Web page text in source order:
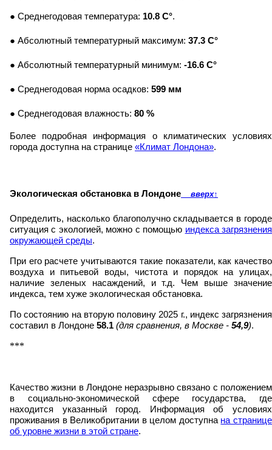
● Среднегодовая температура: 10.8 C°.
● Абсолютный температурный максимум: 37.3 C°
● Абсолютный температурный минимум: -16.6 C°
● Среднегодовая норма осадков: 599 мм
● Среднегодовая влажность: 80 %
Более подробная информация о климатических условиях
города доступна на странице «Климат Лондона».
Экологическая обстановка в Лондоне вверх↑
Определить, насколько благополучно складывается в городе
ситуация с экологией, можно с помощью индекса загрязнения
окружающей среды.
При его расчете учитываются такие показатели, как качество
воздуха и питьевой воды, чистота и порядок на улицах,
наличие зеленых насаждений, и т.д. Чем выше значение
индекса, тем хуже экологическая обстановка.
По состоянию на вторую половину 2025 г., индекс загрязнения
составил в Лондоне 58.1 (для сравнения, в Москве - 54,9).
***
Качество жизни в Лондоне неразрывно связано с положением
в социально-экономической сфере государства, где
находится указанный город. Информация об условиях
проживания в Великобритании в целом доступна на странице
об уровне жизни в этой стране.